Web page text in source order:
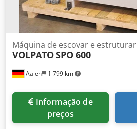
Aalen 1 799 km
Máquina de escovar e estruturar
VOLPATOSPO 600
preços